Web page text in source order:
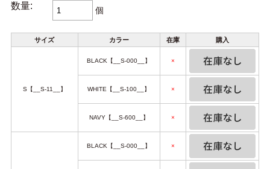
数量: 個
サイズ カラー 在庫 購入
S【__S-11__】
BLACK【__S-000__】 ×
WHITE【__S-100__】 ×
NAVY【__S-600__】 ×
BLACK【__S-000__】 ×